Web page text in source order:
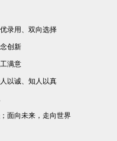
录用、双向选择
创新
满意
以诚、知人以真
面向未来，走向世界